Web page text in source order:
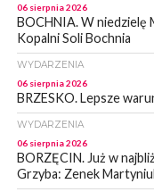
06 sierpnia 2026
BOCHNIA. W niedzielę
Kopalni Soli Bochnia
WYDARZENIA
06 sierpnia 2026
BRZESKO. Lepsze
WYDARZENIA
06 sierpnia 2026
BORZĘCIN. Już w
Grzyba: Zenek